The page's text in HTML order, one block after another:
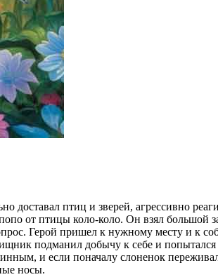
доставал птиц и зверей, агрессивно
от птицы коло-коло. Он взял большой
Герой пришел к нужному месту и к
подманил добычу к себе и
и если поначалу слоненок
носы.